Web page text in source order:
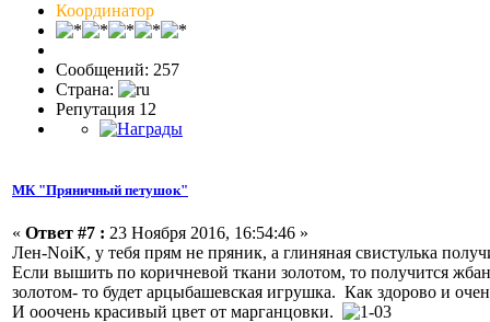
Координатор
Сообщений: 257
Страна:
Репутация 12
МК "Пряничный петушок"
« Ответ #7 : 23 Ноября 2016, 16:54:46 »
Лен-NoiK, у тебя прям не пряник, а глиняная свистулька
Если вышить по коричневой ткани золотом, то получится
золотом- то будет арцыбашевская игрушка. Как здорово и
И ооочень красивый цвет от марганцовки.